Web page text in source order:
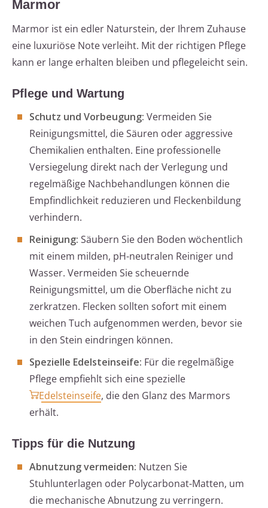
Marmor
Marmor ist ein edler Naturstein, der Ihrem Zuhause
eine luxuriöse Note verleiht. Mit der richtigen Pflege
kann er lange erhalten bleiben und pflegeleicht sein.
Pflege und Wartung
Schutz und Vorbeugung: Vermeiden Sie
Reinigungsmittel, die Säuren oder aggressive
Chemikalien enthalten. Eine professionelle
Versiegelung direkt nach der Verlegung und
regelmäßige Nachbehandlungen können die
Empfindlichkeit reduzieren und Fleckenbildung
verhindern.
Reinigung: Säubern Sie den Boden wöchentlich
mit einem milden, pH-neutralen Reiniger und
Wasser. Vermeiden Sie scheuernde
Reinigungsmittel, um die Oberfläche nicht zu
zerkratzen. Flecken sollten sofort mit einem
weichen Tuch aufgenommen werden, bevor sie
in den Stein eindringen können.
Spezielle Edelsteinseife: Für die regelmäßige
Pflege empfiehlt sich eine spezielle
Edelsteinseife, die den Glanz des Marmors
erhält.
Tipps für die Nutzung
Abnutzung vermeiden: Nutzen Sie
Stuhlunterlagen oder Polycarbonat-Matten, um
die mechanische Abnutzung zu verringern.